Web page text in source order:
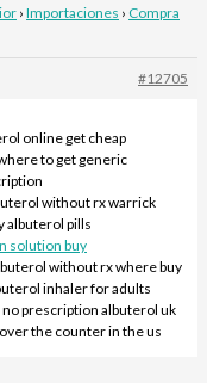
› Importaciones › Compra
#12705
online get cheap
to get generic
without rx warrick
albuterol pills
solution buy
without rx where buy
inhaler for adults
prescription albuterol uk
the counter in the us